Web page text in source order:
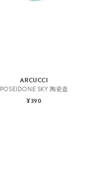
ARCUCCI
POSEIDONE SKY 陶瓷盘
¥390